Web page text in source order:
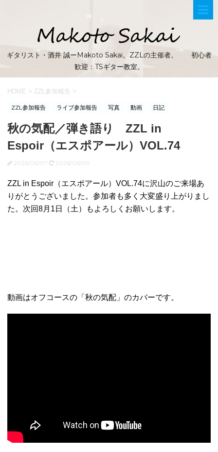
ギタリスト・酒井 誠ーMakoto Sakai。ZZLの主催者。 初心者
歓迎：TSギター教室。
HOME > ZZL参加報告 >
ZZL参加報告 ライブ参加報告 写真 動画 日記
秋の気配／弾き語り ZZL in
Espoir（エスポアール）VOL.74
2026/06/07 2026/06/09
ZZL in Espoir（エスポアール）VOL.74に沢山のご来場あ
りがとうございました。参加者も多く大変盛り上がりまし
た。次回8月1日（土）もよろしくお願いします。
動画はオフコースの「秋の気配」のカバーです。